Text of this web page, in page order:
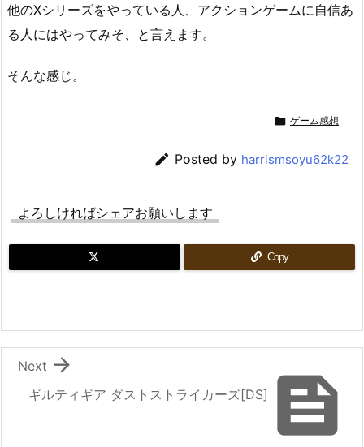
他のXシリーズをやっている人、アクションゲームに自信あ
る人にはやってみそ、と言えます。
そんな感じ。
 ゲーム感想
 Posted by harrismsoyu62k22
よろしければシェアお願いします
Copy

ギルティギア ダストストライカーズ[DS]

Next